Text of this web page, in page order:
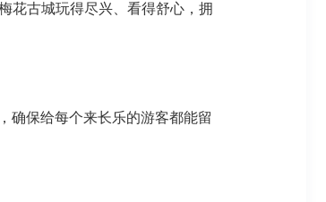
花古城玩得尽兴、看得舒心，拥
确保给每个来长乐的游客都能留